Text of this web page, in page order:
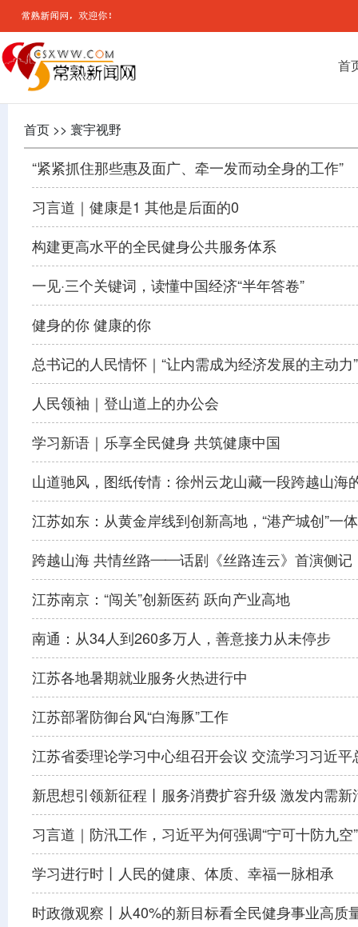
首
首页 >> 寰宇视野
“紧紧抓住那些惠及面广、牵一发而动全身的工作”
习言道｜健康是1 其他是后面的0
构建更高水平的全民健身公共服务体系
一见·三个关键词，读懂中国经济“半年答卷”
健身的你 健康的你
总书记的人民情怀｜“让内需成为经济发展的主动力”
人民领袖｜登山道上的办公会
学习新语｜乐享全民健身 共筑健康中国
山道驰风，图纸传情：徐州云龙山藏一段跨越山海
江苏如东：从黄金岸线到创新高地，“港产城创”一
跨越山海 共情丝路——话剧《丝路连云》首演侧记
江苏南京：“闯关”创新医药 跃向产业高地
南通：从34人到260多万人，善意接力从未停步
江苏各地暑期就业服务火热进行中
江苏部署防御台风“白海豚”工作
江苏省委理论学习中心组召开会议 交流学习习近
新思想引领新征程丨服务消费扩容升级 激发内需新
习言道｜防汛工作，习近平为何强调“宁可十防九空
学习进行时丨人民的健康、体质、幸福一脉相承
时政微观察丨从40%的新目标看全民健身事业高质